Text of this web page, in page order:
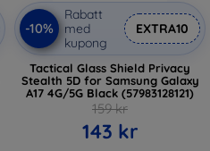
-10%
Rabatt
med
kupong
EXTRA10
Tactical Glass Shield Privacy
Stealth 5D for Samsung Galaxy
A17 4G/5G Black (57983128121)
159 kr
143 kr